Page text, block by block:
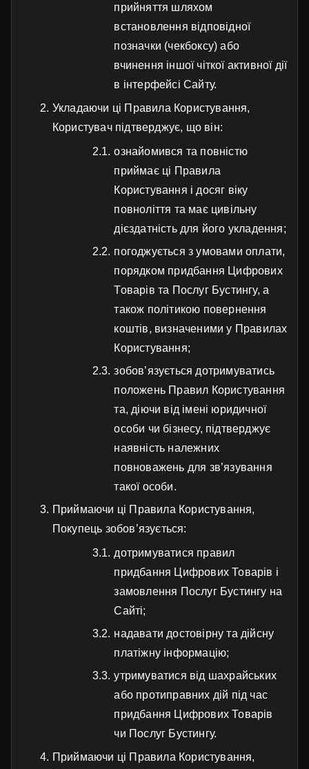
прийняття шляхом
встановлення відповідної
позначки (чекбоксу) або
вчинення іншої чіткої активної дії
в інтерфейсі Сайту.
Укладаючи ці Правила Користування,
Користувач підтверджує, що він:
ознайомився та повністю
приймає ці Правила
Користування і досяг віку
повноліття та має цивільну
дієздатність для його укладення;
погоджується з умовами оплати,
порядком придбання Цифрових
Товарів та Послуг Бустингу, а
також політикою повернення
коштів, визначеними у Правилах
Користування;
зобов’язується дотримуватись
положень Правил Користування
та, діючи від імені юридичної
особи чи бізнесу, підтверджує
наявність належних
повноважень для зв’язування
такої особи.
Приймаючи ці Правила Користування,
Покупець зобов’язується:
дотримуватися правил
придбання Цифрових Товарів і
замовлення Послуг Бустингу на
Сайті;
надавати достовірну та дійсну
платіжну інформацію;
утримуватися від шахрайських
або протиправних дій під час
придбання Цифрових Товарів
чи Послуг Бустингу.
Приймаючи ці Правила Користування,